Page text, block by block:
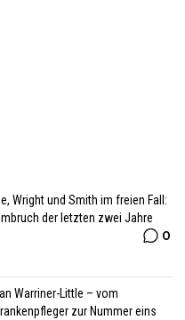
Wright und Smith im freien Fall:
der letzten zwei Jahre
0
Warriner-Little – vom
zur Nummer eins